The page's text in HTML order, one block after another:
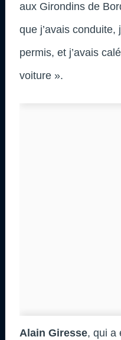
aux Girondins de
que j’avais conduite,
permis, et j’avais
voiture ».
Alain Giresse, qui a